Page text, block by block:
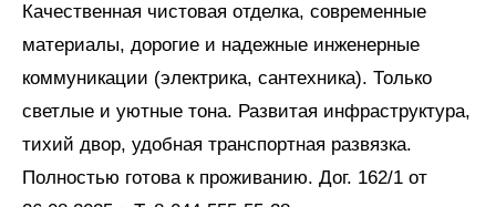
Качественная чистовая отделка, современные
материалы, дорогие и надежные инженерные
коммуникации (электрика, сантехника). Только
светлые и уютные тона. Развитая инфраструктура,
тихий двор, удобная транспортная развязка.
Полностью готова к проживанию. Дог. 162/1 от